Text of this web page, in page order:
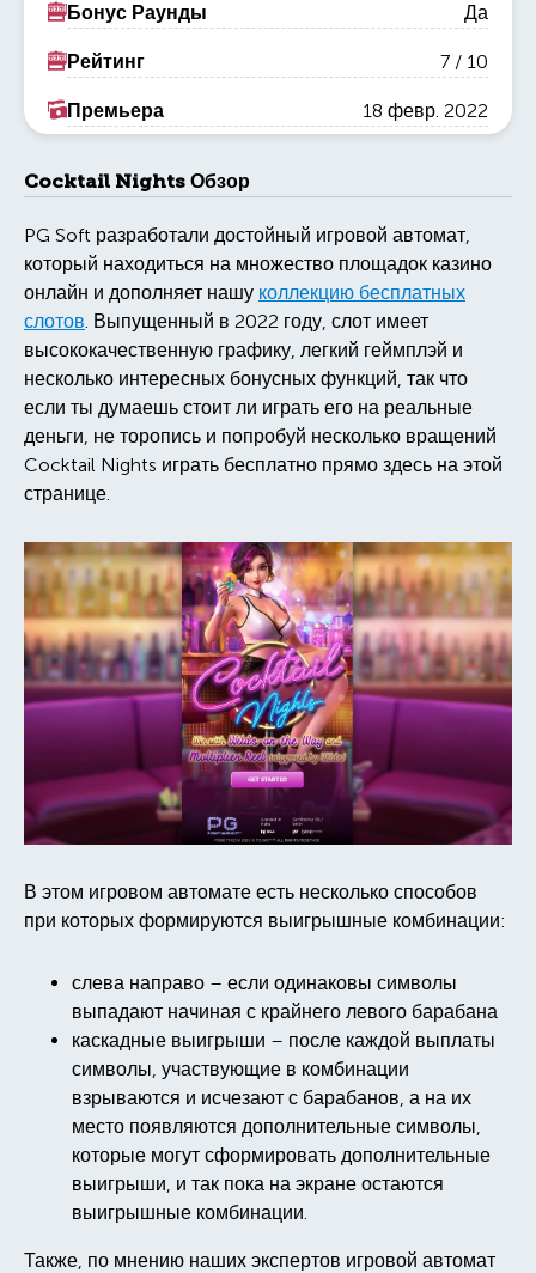
Бонус Раунды Да
Рейтинг 7 / 10
Премьера 18 февр. 2022
Cocktail Nights Обзор
PG Soft разработали достойный игровой автомат,
который находиться на множество площадок казино
онлайн и дополняет нашу коллекцию бесплатных
слотов. Выпущенный в 2022 году, слот имеет
высококачественную графику, легкий геймплэй и
несколько интересных бонусных функций, так что
если ты думаешь стоит ли играть его на реальные
деньги, не торопись и попробуй несколько вращений
Cocktail Nights играть бесплатно прямо здесь на этой
странице.
В этом игровом автомате есть несколько способов
при которых формируются выигрышные комбинации:
слева направо – если одинаковы символы
выпадают начиная с крайнего левого барабана
каскадные выигрыши – после каждой выплаты
символы, участвующие в комбинации
взрываются и исчезают с барабанов, а на их
место появляются дополнительные символы,
которые могут сформировать дополнительные
выигрыши, и так пока на экране остаются
выигрышные комбинации.
Также, по мнению наших экспертов игровой автомат